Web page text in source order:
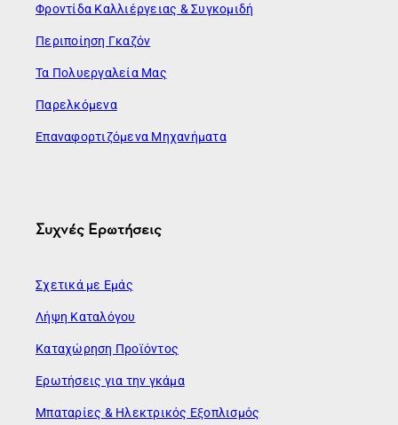
Φροντίδα Καλλιέργειας & Συγκομιδή
Περιποίηση Γκαζόν
Τα Πολυεργαλεία Μας
Παρελκόμενα
Επαναφορτιζόμενα Μηχανήματα
Συχνές Ερωτήσεις
Σχετικά με Εμάς
Λήψη Καταλόγου
Καταχώρηση Προϊόντος
Ερωτήσεις για την γκάμα
Μπαταρίες & Ηλεκτρικός Εξοπλισμός